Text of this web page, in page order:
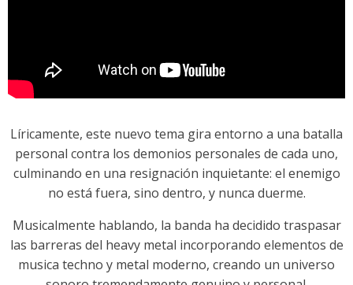
Líricamente, este nuevo tema gira entorno a una batalla
personal contra los demonios personales de cada uno,
culminando en una resignación inquietante: el enemigo
no está fuera, sino dentro, y nunca duerme.
Musicalmente hablando, la banda ha decidido traspasar
las barreras del heavy metal incorporando elementos de
musica techno y metal moderno, creando un universo